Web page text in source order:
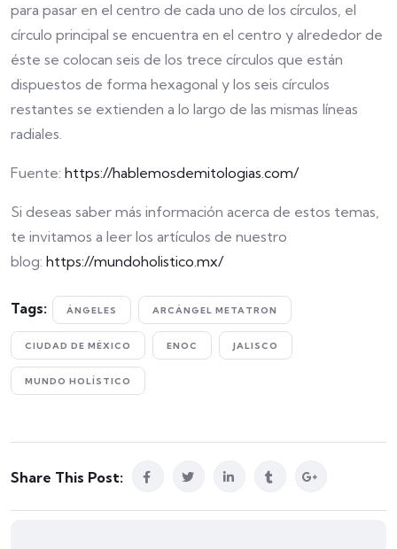
para pasar en el centro de cada uno de los círculos, el
círculo principal se encuentra en el centro y alrededor de
éste se colocan seis de los trece círculos que están
dispuestos de forma hexagonal y los seis círculos
restantes se extienden a lo largo de las mismas líneas
radiales.
Fuente: https://hablemosdemitologias.com/
Si deseas saber más información acerca de estos temas,
te invitamos a leer los artículos de nuestro
blog: https://mundoholistico.mx/
Tags: ÁNGELES ARCÁNGEL METATRON
CIUDAD DE MÉXICO ENOC JALISCO
MUNDO HOLÍSTICO
Share This Post: